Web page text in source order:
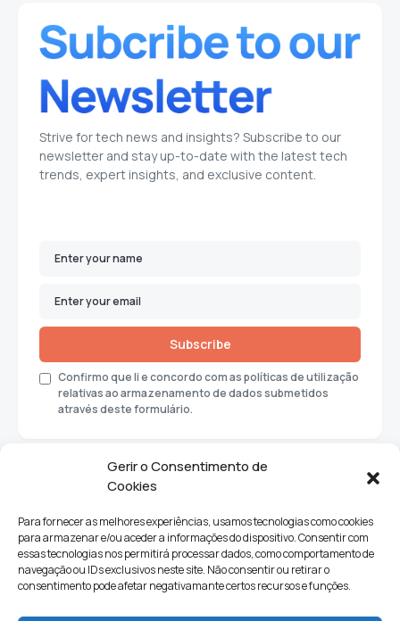
Gerir o Consentimento de
Cookies
Para fornecer as melhores experiências, usamos tecnologias como cookies
para armazenar e/ou aceder a informações do dispositivo. Consentir com
essas tecnologias nos permitirá processar dados, como comportamento de
navegação ou IDs exclusivos neste site. Não consentir ou retirar o
consentimento pode afetar negativamante certos recursos e funções.
Strive for tech news and insights? Subscribe to our
newsletter and stay up-to-date with the latest tech
trends, expert insights, and exclusive content.
Subscribe
Confirmo que li e concordo com as políticas de utilização
relativas ao armazenamento de dados submetidos
através deste formulário.